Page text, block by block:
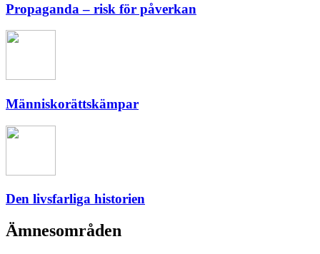
Propaganda – risk för påverkan
Människorättskämpar
Den livsfarliga historien
Ämnesområden